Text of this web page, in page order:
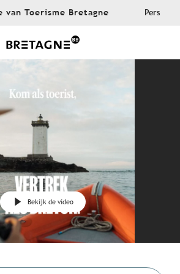
Toerisme Bretagne Pers
Bekijk de video